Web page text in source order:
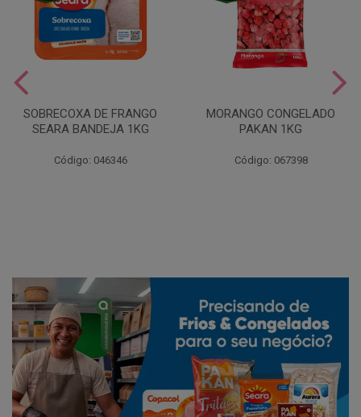
SOBRECOXA DE FRANGO
SEARA BANDEJA 1KG
Código: 046346
MORANGO CONGELADO
PAKAN 1KG
Código: 067398